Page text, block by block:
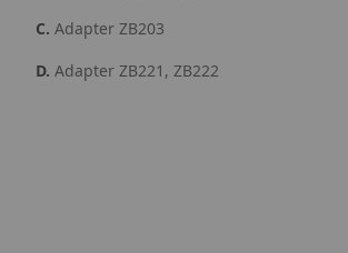
C. Adapter ZB203
D. Adapter ZB221, ZB222